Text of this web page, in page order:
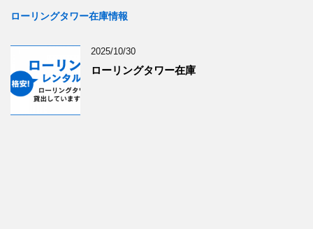
ローリングタワー在庫情報
2025/10/30
ローリングタワー在庫